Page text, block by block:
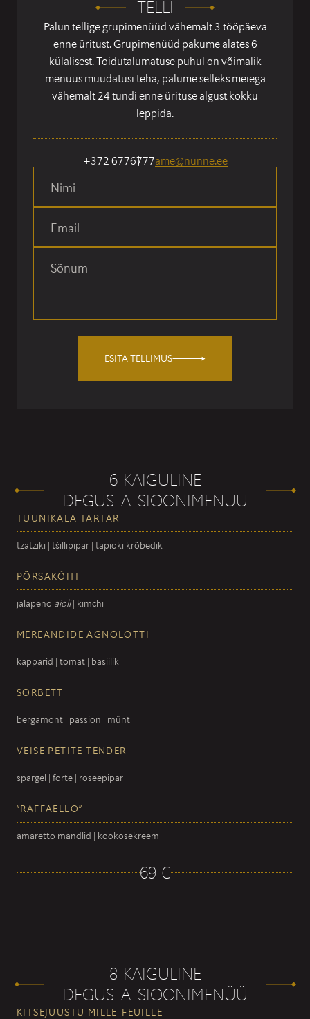
TELLI
Palun tellige grupimenüüd vähemalt 3 tööpäeva
enne üritust. Grupimenüüd pakume alates 6
külalisest. Toidutalumatuse puhul on võimalik
menüüs muudatusi teha, palume selleks meiega
vähemalt 24 tundi enne ürituse algust kokku
leppida.
+372 6776777ame@nunne.ee
Nimi
Email
Sõnum
ESITA TELLIMUS
6-KÄIGULINE
DEGUSTATSIOONIMENÜÜ
TUUNIKALA TARTAR
tzatziki | tšillipipar | tapioki krõbedik
PÕRSAKÕHT
jalapeno aioli| kimchi
MEREANDIDE AGNOLOTTI
kapparid | tomat | basiilik
SORBETT
bergamont | passion | münt
VEISE PETITE TENDER
spargel | forte | roseepipar
“RAFFAELLO”
amaretto mandlid | kookosekreem
69 €
8-KÄIGULINE
DEGUSTATSIOONIMENÜÜ
KITSEJUUSTU MILLE-FEUILLE